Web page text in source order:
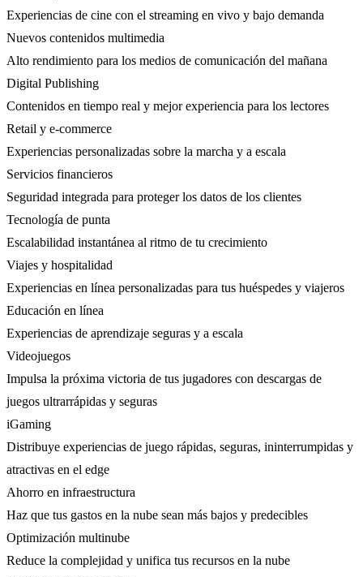
Experiencias de cine con el streaming en vivo y bajo demanda
Nuevos contenidos multimedia
Alto rendimiento para los medios de comunicación del mañana
Digital Publishing
Contenidos en tiempo real y mejor experiencia para los lectores
Retail y e-commerce
Experiencias personalizadas sobre la marcha y a escala
Servicios financieros
Seguridad integrada para proteger los datos de los clientes
Tecnología de punta
Escalabilidad instantánea al ritmo de tu crecimiento
Viajes y hospitalidad
Experiencias en línea personalizadas para tus huéspedes y viajeros
Educación en línea
Experiencias de aprendizaje seguras y a escala
Videojuegos
Impulsa la próxima victoria de tus jugadores con descargas de
juegos ultrarrápidas y seguras
iGaming
Distribuye experiencias de juego rápidas, seguras, ininterrumpidas y
atractivas en el edge
Ahorro en infraestructura
Haz que tus gastos en la nube sean más bajos y predecibles
Optimización multinube
Reduce la complejidad y unifica tus recursos en la nube